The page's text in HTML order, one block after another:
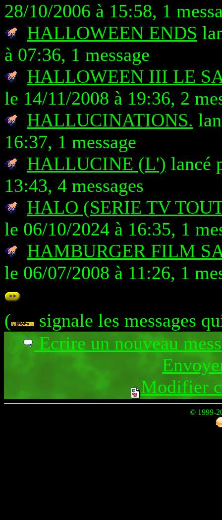
28/10/2006 à 15:58, 1
HALLOWEEN ENDS
à 07:36, 1 message
HALLOWEEN III LE
le 14/11/2008 à 19:36, 2
HALLUCINATIONS.
16:37, 1 message
HALLUCINE (L') lancé
13:43, 4 messages
HALO (SERIE TV
le 06/10/2024 à 16:35, 1
HAMBURGER FILM
le 06/07/2008 à 11:26, 1
(
signale les messages
Ecrire un nouveau
Modifier
© 1999-